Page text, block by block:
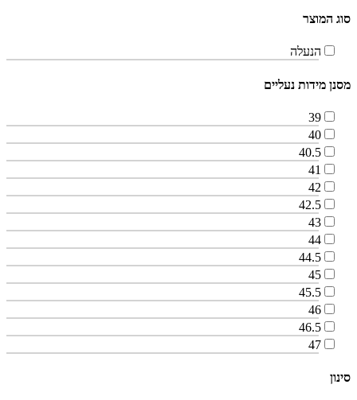
סוג המוצר
הנעלה
מסנן מידות נעליים
39
40
40.5
41
42
42.5
43
44
44.5
45
45.5
46
46.5
47
סינון